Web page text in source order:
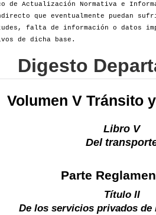
de Actualización Normativa e
que eventualmente puedan
falta de información o datos
de dicha base.
Digesto
Volumen V Tránsito
Libro V
Del
Parte
Título II
De los servicios privados